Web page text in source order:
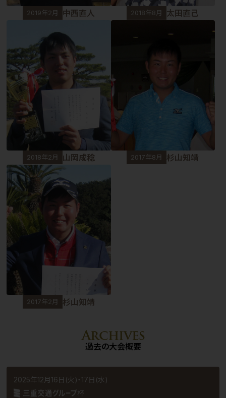
2019年2月 中西直人 2018年8月 太田直己
2018年2月 山岡成稔 2017年8月 杉山知靖
2017年2月 杉山知靖
過去の大会概要
2025年12月16日(火)・17日(水)
杯